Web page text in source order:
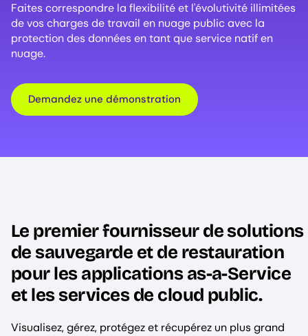
Faites correspondre la flexibilité et l'évolutivité illimitées
de vos charges de travail en nuage public avec la
protection des données en tant que service natif en
nuage.
Demandez une démonstration
Le premier fournisseur de solutions
de sauvegarde et de restauration
pour les applications as-a-Service
et les services de cloud public.
Visualisez, gérez, protégez et récupérez un plus grand